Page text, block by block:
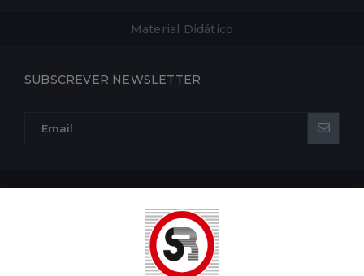
Material Didático
SUBSCREVER NEWSLETTER
POLÍTICA DE COOKIES